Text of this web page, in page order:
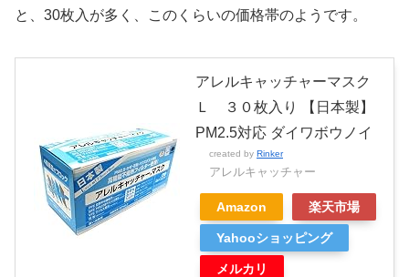
と、30枚入が多く、このくらいの価格帯のようです。
アレルキャッチャーマスク
Ｌ ３０枚入り 【日本製】
PM2.5対応 ダイワボウノイ
created by Rinker
アレルキャッチャー
Amazon 楽天市場
Yahooショッピング
メルカリ